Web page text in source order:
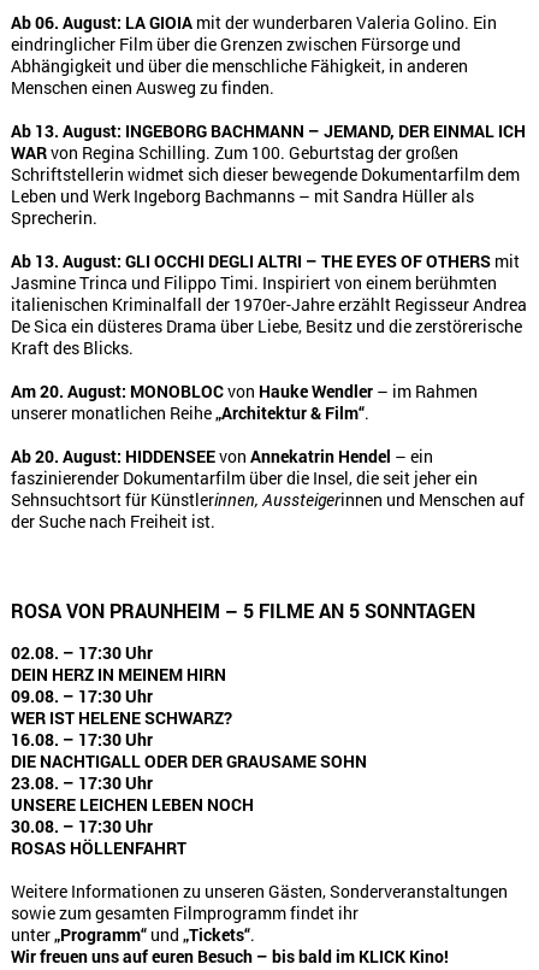
Ab 06. August: LA GIOIAmit der wunderbaren Valeria Golino. Ein
eindringlicher Film über die Grenzen zwischen Fürsorge und
Abhängigkeit und über die menschliche Fähigkeit, in anderen
Menschen einen Ausweg zu finden.
Ab 13. August: INGEBORG BACHMANN – JEMAND, DER EINMAL ICH
WARvon Regina Schilling. Zum 100. Geburtstag der großen
Schriftstellerin widmet sich dieser bewegende Dokumentarfilm dem
Leben und Werk Ingeborg Bachmanns – mit Sandra Hüller als
Sprecherin.
Ab 13. August: GLI OCCHI DEGLI ALTRI – THE EYES OF OTHERSmit
Jasmine Trinca und Filippo Timi. Inspiriert von einem berühmten
italienischen Kriminalfall der 1970er-Jahre erzählt Regisseur Andrea
De Sica ein düsteres Drama über Liebe, Besitz und die zerstörerische
Kraft des Blicks.
Am 20. August: MONOBLOCvon Hauke Wendler– im Rahmen
unserer monatlichen Reihe„Architektur & Film“.
Ab 20. August: HIDDENSEEvon Annekatrin Hendel – ein
faszinierender Dokumentarfilm über die Insel, die seit jeher ein
Sehnsuchtsort für Künstlerinnen, Aussteigerinnen und Menschen auf
der Suche nach Freiheit ist.
ROSA VON PRAUNHEIM – 5 FILME AN 5 SONNTAGEN
02.08. – 17:30 Uhr
DEIN HERZ IN MEINEM HIRN
09.08. – 17:30 Uhr
WER IST HELENE SCHWARZ?
16.08. – 17:30 Uhr
DIE NACHTIGALL ODER DER GRAUSAME SOHN
23.08. – 17:30 Uhr
UNSERE LEICHEN LEBEN NOCH
30.08. – 17:30 Uhr
ROSAS HÖLLENFAHRT
Weitere Informationen zu unseren Gästen, Sonderveranstaltungen
sowie zum gesamten Filmprogramm findet ihr
unter„Programm“und „Tickets“.
Wir freuen uns auf euren Besuch – bis bald im KLICK Kino!